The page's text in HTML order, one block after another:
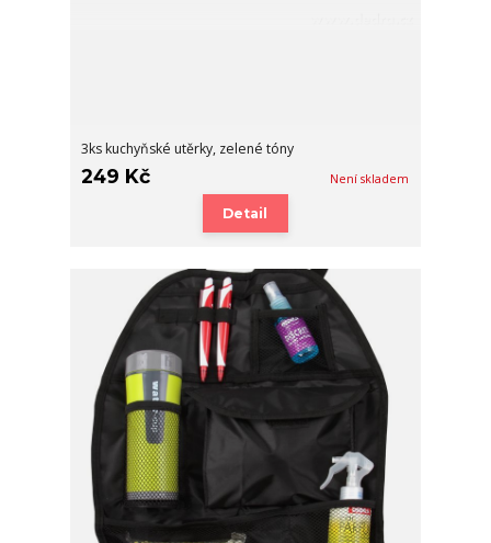
3ks kuchyňské utěrky, zelené tóny
249 Kč Není skladem
Detail